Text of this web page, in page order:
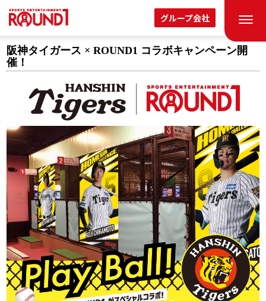
グループ会社
阪神タイガース × ROUND1 コラボキャンペーン開
催！